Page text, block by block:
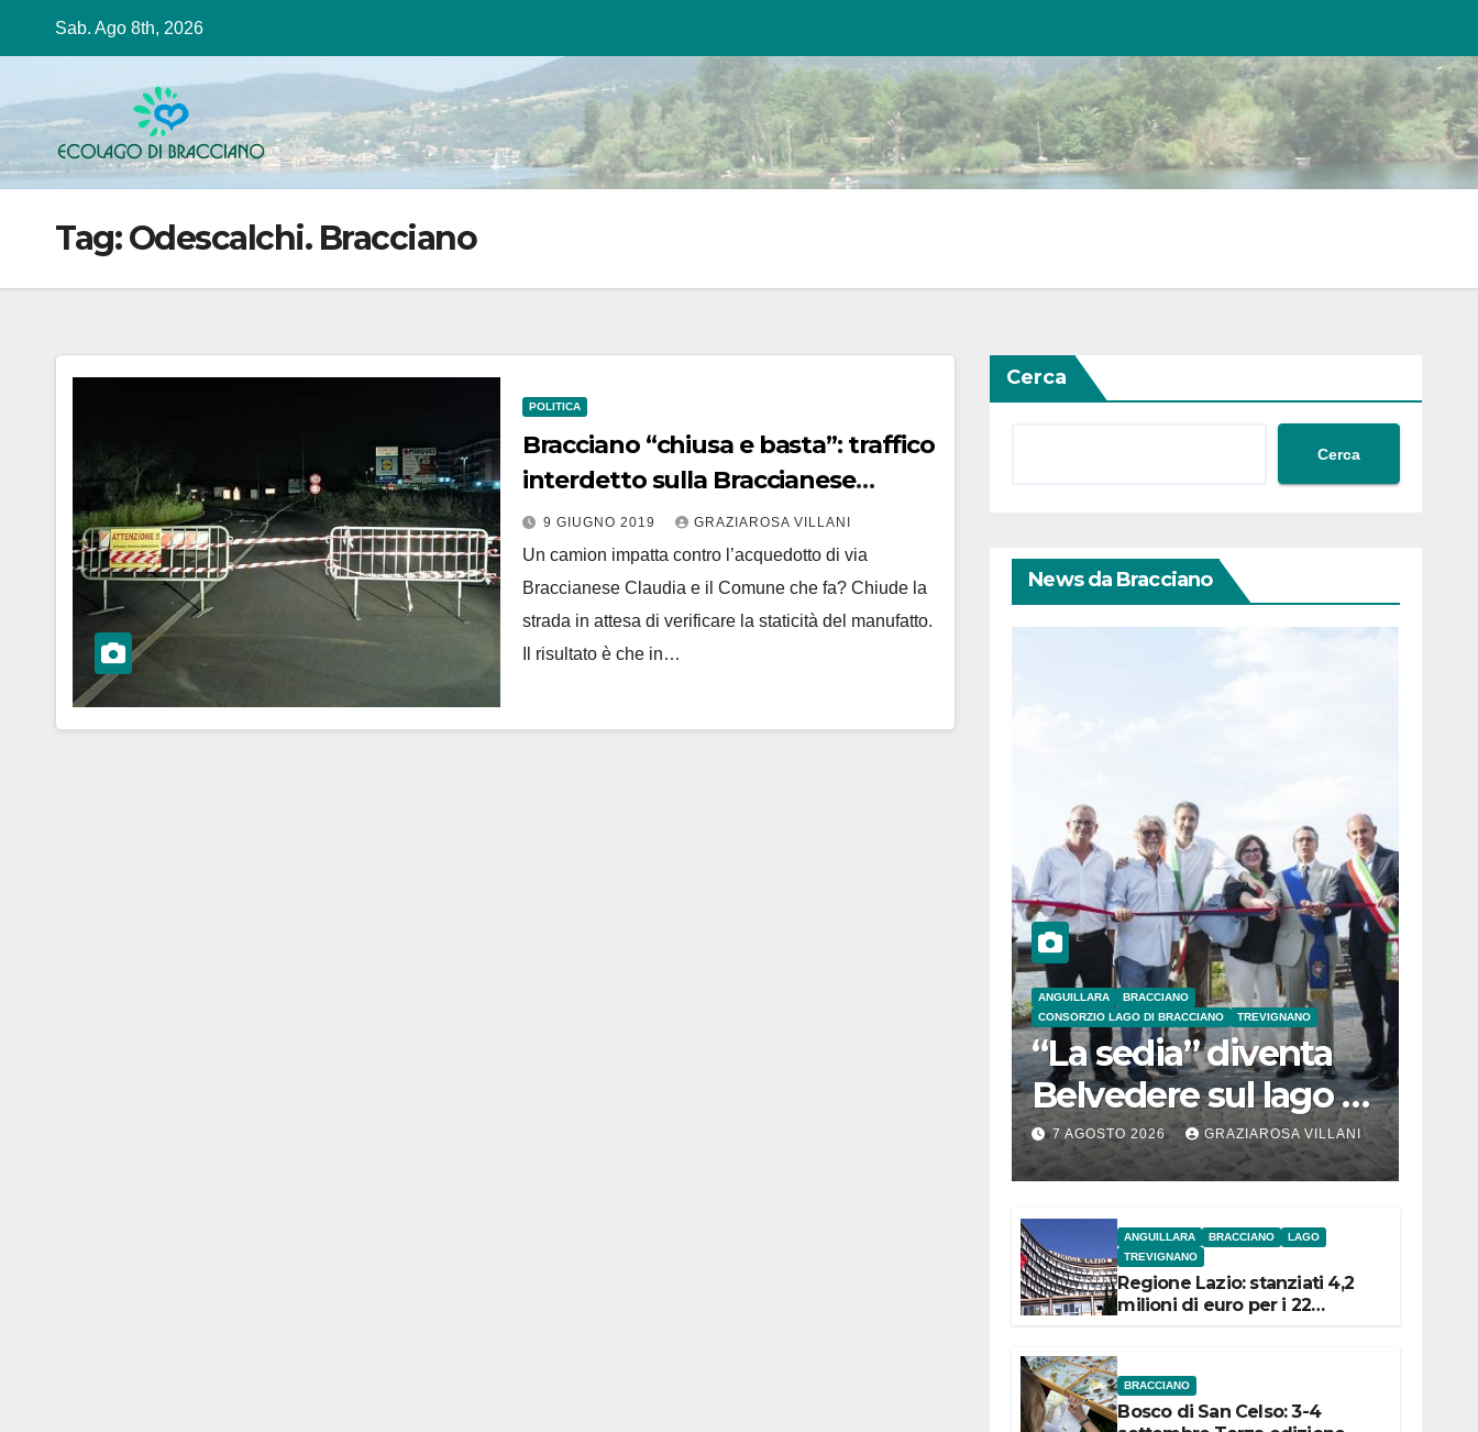
Sab. Ago 8th, 2026
Tag:Odescalchi. Bracciano
POLITICA
Bracciano “chiusa e basta”: traffico
interdetto sulla Braccianese
all’altezza dell’antico acquedotto
Odescalchi
9 GIUGNO 2019 GRAZIAROSA VILLANI
Un camion impatta contro l’acquedotto di via
Braccianese Claudia e il Comune che fa? Chiude la
strada in attesa di verificare la staticità del manufatto.
Il risultato è che in…
Cerca
Cerca
News da Bracciano
ANGUILLARA
BRACCIANO
CONSORZIO LAGO DI BRACCIANO
TREVIGNANO
“La sedia” diventa
Belvedere sul lago di
Bracciano: ieri
l’inaugurazione
7 AGOSTO 2026 GRAZIAROSA VILLANI
ANGUILLARA BRACCIANO
LAGO
TREVIGNANO
Regione Lazio: stanziati 4,2
milioni di euro per i 22
BRACCIANO
Bosco di San Celso: 3-4